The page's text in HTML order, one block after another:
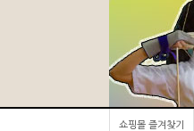
쇼핑몰 즐겨찾기